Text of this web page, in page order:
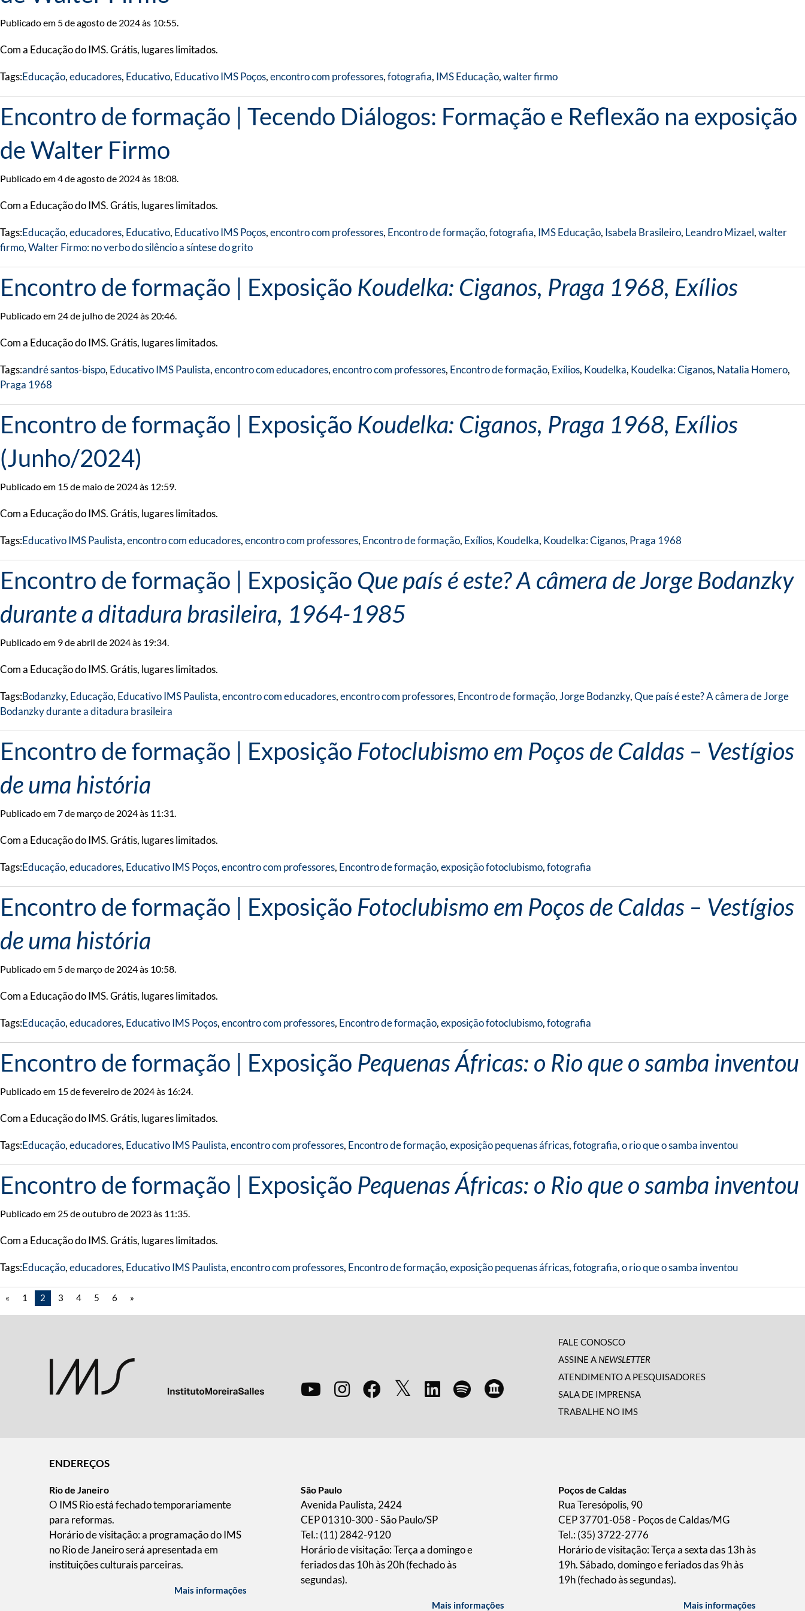
Publicado em 5 de agosto de 2024 às 10:55.
Com a Educação do IMS. Grátis, lugares limitados.
Tags:Educação,educadores, Educativo, Educativo IMS Poços,encontro com professores,fotografia, IMS Educação,walter firmo
Encontro de formação | Tecendo Diálogos: Formação e Reflexão na exposição
de Walter Firmo
Publicado em 4 de agosto de 2024 às 18:08.
Com a Educação do IMS. Grátis, lugares limitados.
Tags:Educação,educadores, Educativo, Educativo IMS Poços,encontro com professores, Encontro de formação,fotografia, IMS Educação, Isabela Brasileiro, Leandro Mizael,walter
firmo,Walter Firmo: no verbo do silêncio a síntese do grito
Encontro de formação​ | ​Exposição Koudelka: Ciganos, Praga 1968, Exílios
Publicado em 24 de julho de 2024 às 20:46.
Com a Educação do IMS. Grátis, lugares limitados.
Tags:andré santos-bispo, Educativo IMS Paulista,encontro com educadores,encontro com professores, Encontro de formação, Exílios, Koudelka, Koudelka: Ciganos, Natalia Homero,
Praga 1968
Encontro de formação​ | ​Exposição Koudelka: Ciganos, Praga 1968, Exílios
(Junho/2024)
Publicado em 15 de maio de 2024 às 12:59.
Com a Educação do IMS. Grátis, lugares limitados.
Tags:Educativo IMS Paulista,encontro com educadores,encontro com professores, Encontro de formação, Exílios, Koudelka, Koudelka: Ciganos, Praga 1968
Encontro de formação | Exposição Que país é este? A câmera de Jorge Bodanzky
durante a ditadura brasileira, 1964-1985
Publicado em 9 de abril de 2024 às 19:34.
Com a Educação do IMS. Grátis, lugares limitados.
Tags:Bodanzky, Educação, Educativo IMS Paulista,encontro com educadores,encontro com professores, Encontro de formação, Jorge Bodanzky,Que país é este? A câmera de Jorge
Bodanzky durante a ditadura brasileira
Encontro de formação | Exposição Fotoclubismo em Poços de Caldas – Vestígios
de uma história
Publicado em 7 de março de 2024 às 11:31.
Com a Educação do IMS. Grátis, lugares limitados.
Tags:Educação,educadores, Educativo IMS Poços,encontro com professores, Encontro de formação,exposição fotoclubismo,fotografia
Encontro de formação | Exposição Fotoclubismo em Poços de Caldas – Vestígios
de uma história
Publicado em 5 de março de 2024 às 10:58.
Com a Educação do IMS. Grátis, lugares limitados.
Tags:Educação,educadores, Educativo IMS Poços,encontro com professores, Encontro de formação,exposição fotoclubismo,fotografia
Encontro de formação | Exposição Pequenas Áfricas: o Rio que o samba inventou
Publicado em 15 de fevereiro de 2024 às 16:24.
Com a Educação do IMS. Grátis, lugares limitados.
Tags:Educação,educadores, Educativo IMS Paulista,encontro com professores, Encontro de formação,exposição pequenas áfricas,fotografia,o rio que o samba inventou
Encontro de formação | Exposição Pequenas Áfricas: o Rio que o samba inventou
Publicado em 25 de outubro de 2023 às 11:35.
Com a Educação do IMS. Grátis, lugares limitados.
Tags:Educação,educadores, Educativo IMS Paulista,encontro com professores, Encontro de formação,exposição pequenas áfricas,fotografia,o rio que o samba inventou
« 1 2 3 4 5 6 »
FALE CONOSCO
ASSINE A NEWSLETTER
ATENDIMENTO A PESQUISADORES
SALA DE IMPRENSA
TRABALHE NO IMS
ENDEREÇOS
Rio de Janeiro
O IMS Rio está fechado temporariamente
para reformas.
Horário de visitação: a programação do IMS
no Rio de Janeiro será apresentada em
instituições culturais parceiras.
Mais informações
São Paulo
Avenida Paulista, 2424
CEP 01310-300 - São Paulo/SP
Tel.: (11) 2842-9120
Horário de visitação: Terça a domingo e
feriados das 10h às 20h (fechado às
segundas).
Mais informações
Poços de Caldas
Rua Teresópolis, 90
CEP 37701-058 - Poços de Caldas/MG
Tel.: (35) 3722-2776
Horário de visitação: Terça a sexta das 13h às
19h. Sábado, domingo e feriados das 9h às
19h (fechado às segundas).
Mais informações